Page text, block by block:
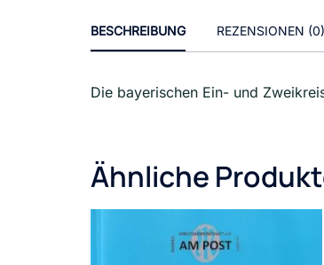
BESCHREIBUNG REZENSIONEN (0)
Die bayerischen Ein- und
Ähnliche